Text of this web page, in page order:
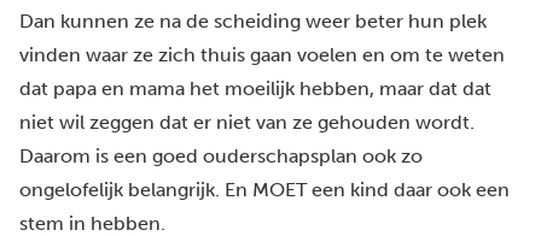
Dan kunnen ze na de scheiding weer beter hun plek
vinden waar ze zich thuis gaan voelen en om te weten
dat papa en mama het moeilijk hebben, maar dat dat
niet wil zeggen dat er niet van ze gehouden wordt.
Daarom is een goed ouderschapsplan ook zo
ongelofelijk belangrijk. En MOET een kind daar ook een
stem in hebben.